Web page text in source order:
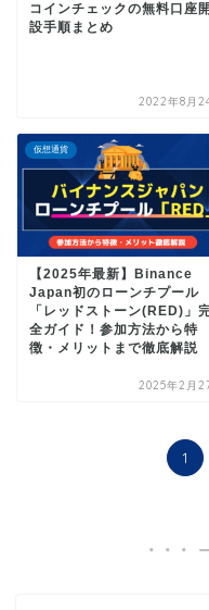
コインチェックの無料口座開
設手順まとめ
2022年8月
仮想通貨
【2025年最新】Binance
Japan初のローンチプール
「レッドストーン(RED)」
全ガイド！参加方法から特
徴・メリットまで徹底解説
2025年2月
1